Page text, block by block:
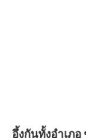
อึ้งกันทั้งอำเภ